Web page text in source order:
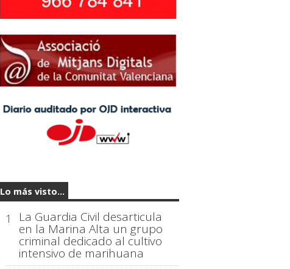
Lo más visto...
1 La Guardia Civil desarticula
en la Marina Alta un grupo
criminal dedicado al cultivo
intensivo de marihuana